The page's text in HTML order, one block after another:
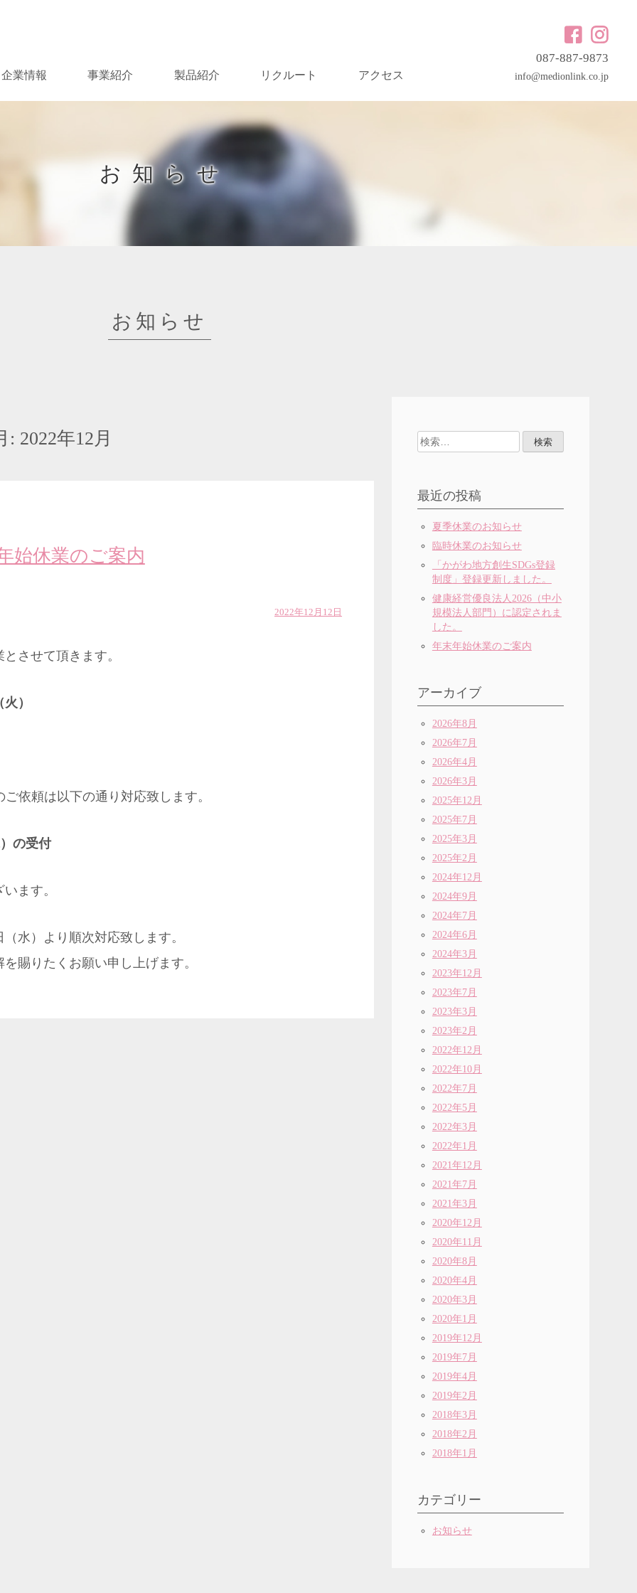
企業情報 事業紹介 製品紹介 リクルート アクセス
087-887-9873
info@medionlink.co.jp
お知らせ
お知らせ
: 2022年12月
始休業のご案内
2022年12月12日
させて頂きます。
）
依頼は以下の通り対応致します。
の受付
ます。
水）より順次対応致します。
賜りたくお願い申し上げます。
索:
最近の投稿
夏季休業のお知らせ
臨時休業のお知らせ
「かがわ地方創生SDGs登録
制度」登録更新しました。
健康経営優良法人2026（中小
規模法人部門）に認定されま
した。
年末年始休業のご案内
アーカイブ
2026年8月
2026年7月
2026年4月
2026年3月
2025年12月
2025年7月
2025年3月
2025年2月
2024年12月
2024年9月
2024年7月
2024年6月
2024年3月
2023年12月
2023年7月
2023年3月
2023年2月
2022年12月
2022年10月
2022年7月
2022年5月
2022年3月
2022年1月
2021年12月
2021年7月
2021年3月
2020年12月
2020年11月
2020年8月
2020年4月
2020年3月
2020年1月
2019年12月
2019年7月
2019年4月
2019年2月
2018年3月
2018年2月
2018年1月
カテゴリー
お知らせ